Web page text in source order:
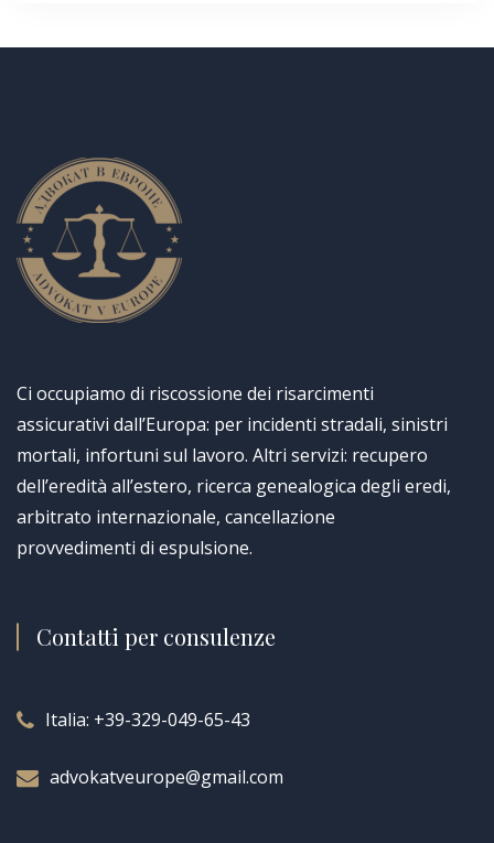
Ci occupiamo di riscossione dei risarcimenti
assicurativi dall’Europa: per incidenti stradali, sinistri
mortali, infortuni sul lavoro. Altri servizi: recupero
dell’eredità all’estero, ricerca genealogica degli eredi,
arbitrato internazionale, cancellazione
provvedimenti di espulsione.
Contatti per consulenze
Italia: +39-329-049-65-43
advokatveurope@gmail.com